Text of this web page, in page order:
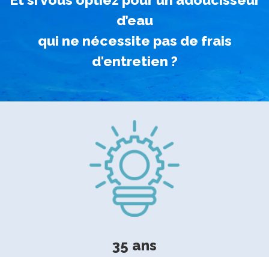
d’eau
qui ne nécessite pas de frais
d'entretien ?
35 ans